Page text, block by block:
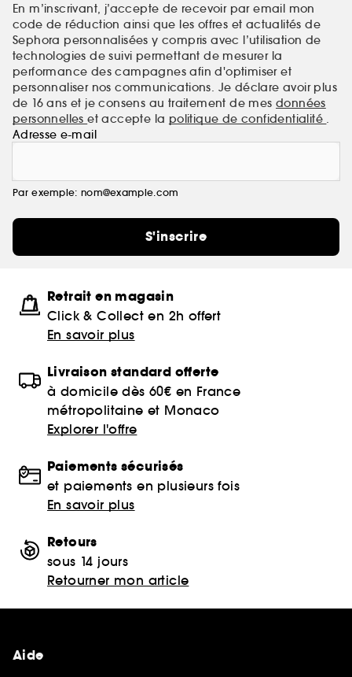
En m’inscrivant, j’accepte de recevoir par email mon
code de réduction ainsi que les offres et actualités de
Sephora personnalisées y compris avec l’utilisation de
technologies de suivi permettant de mesurer la
performance des campagnes afin d'optimiser et
personnaliser nos communications. Je déclare avoir plus
de 16 ans et je consens au traitement de mes données
personnelleset accepte la politique de confidentialité .
Adresse e-mail
Par exemple: nom@example.com
S'inscrire
Retrait en magasin
Click & Collect en 2h offert
En savoir plus
Livraison standard offerte
à domicile dès 60€ en France
métropolitaine et Monaco
Explorer l'offre
Paiements sécurisés
et paiements en plusieurs fois
En savoir plus
Retours
sous 14 jours
Retourner mon article
Aide